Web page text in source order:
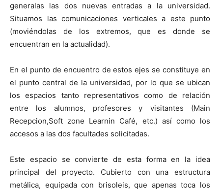
generalas las dos nuevas entradas a la universidad.
Situamos las comunicaciones verticales a este punto
(moviéndolas de los extremos, que es donde se
encuentran en la actualidad).
En el punto de encuentro de estos ejes se constituye en
el punto central de la universidad, por lo que se ubican
los espacios tanto representativos como de relación
entre los alumnos, profesores y visitantes (Main
Recepcion,Soft zone Learnin Café, etc.) así como los
accesos a las dos facultades solicitadas.
Este espacio se convierte de esta forma en la idea
principal del proyecto. Cubierto con una estructura
metálica, equipada con brisoleis, que apenas toca los